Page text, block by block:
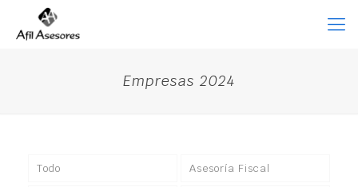
Empresas 2024
Todo Asesoría Fiscal